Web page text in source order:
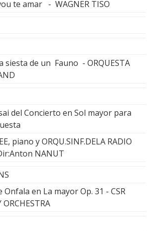
te amar - WAGNER TISO
siesta de un Fauno - ORQUESTA
del Concierto en Sol mayor para
piano y ORQU.SINF.DELA RADIO
NANUT
Onfala en La mayor Op. 31 - CSR